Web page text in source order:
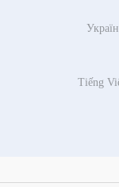
Tiếng